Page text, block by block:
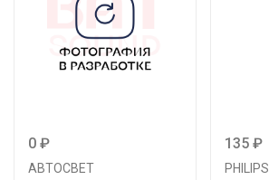
0 ₽
АВТОСВЕТ
135 ₽
PHILIPS